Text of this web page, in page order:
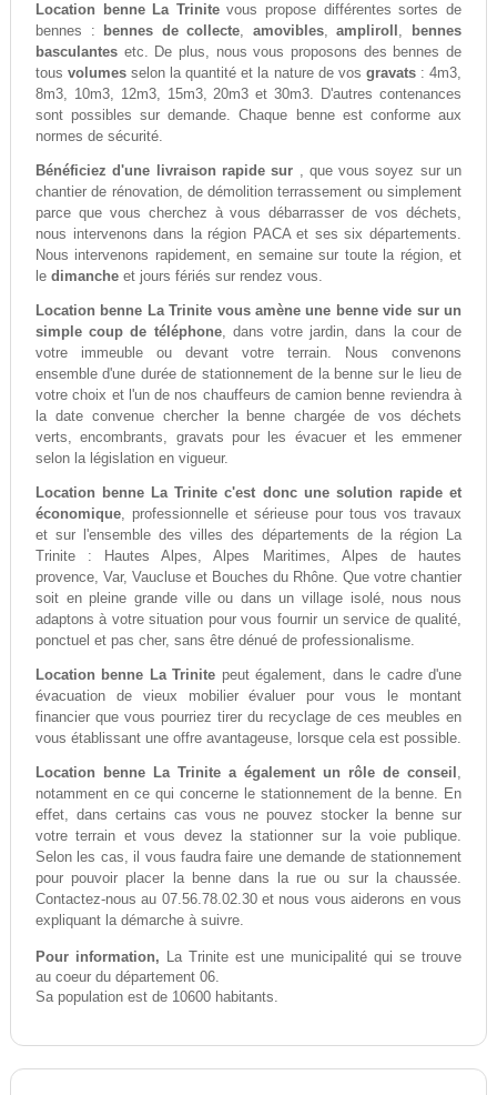
Location benne La Trinitevous propose différentes sortes de
bennes :
bennes de collecte, amovibles,ampliroll ,
bennes
basculantesetc. De plus, nous vous proposons des bennes de
tousvolumes selon la quantité et la nature de vos gravats: 4m3,
8m3, 10m3, 12m3, 15m3, 20m3 et 30m3. D'autres contenances
sont possibles sur demande. Chaque benne est conforme aux
normes de sécurité.
Bénéficiez d'une livraison rapide sur , que vous soyez sur un
chantier de rénovation, de démolition terrassement ou simplement
parce que vous cherchez à vous débarrasser de vos déchets,
nous intervenons dans la région PACA et ses six départements.
Nous intervenons rapidement, en semaine sur toute la région, et
le dimancheet jours fériés sur rendez vous.
Location benne La Trinite vous amène une benne vide sur un
simple coup de téléphone, dans votre jardin, dans la cour de
votre immeuble ou devant votre terrain. Nous convenons
ensemble d'une durée de stationnement de la benne sur le lieu de
votre choix et l'un de nos chauffeurs de camion benne reviendra à
la date convenue chercher la benne chargée de vos déchets
verts, encombrants, gravats pour les évacuer et les emmener
selon la législation en vigueur.
Location benne La Trinite c'est donc une solution rapide et
économique, professionnelle et sérieuse pour tous vos travaux
et sur l'ensemble des villes des départements de la région La
Trinite : Hautes Alpes, Alpes Maritimes, Alpes de hautes
provence, Var, Vaucluse et Bouches du Rhône. Que votre chantier
soit en pleine grande ville ou dans un village isolé, nous nous
adaptons à votre situation pour vous fournir un service de qualité,
ponctuel et pas cher, sans être dénué de professionalisme.
Location benne La Trinite peut également, dans le cadre d'une
évacuation de vieux mobilier évaluer pour vous le montant
financier que vous pourriez tirer du recyclage de ces meubles en
vous établissant une offre avantageuse, lorsque cela est possible.
Location benne La Trinite a également un rôle de conseil ,
notamment en ce qui concerne le stationnement de la benne. En
effet, dans certains cas vous ne pouvez stocker la benne sur
votre terrain et vous devez la stationner sur la voie publique.
Selon les cas, il vous faudra faire une demande de stationnement
pour pouvoir placer la benne dans la rue ou sur la chaussée.
Contactez-nous au 07.56.78.02.30 et nous vous aiderons en vous
expliquant la démarche à suivre.
Pour information, La Trinite est une municipalité qui se trouve
au coeur du département 06.
Sa population est de 10600 habitants.